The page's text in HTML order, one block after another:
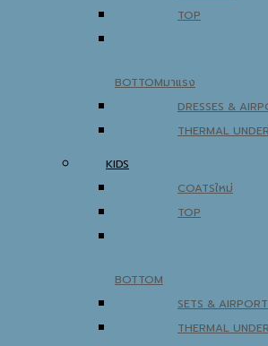
TOP
BOTTOM
DRESSES &
THERMAL
KIDS
COATS
TOP
BOTTOM
SETS &
THERMAL